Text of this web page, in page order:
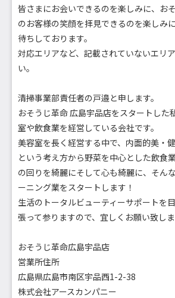
皆さまにお会いできるのを楽しみに、お
のお客様の笑顔を拝見できるのを楽しみ
待ちしております。
対応エリアなど、記載されていないエリ
い。
清掃事業部責任者の戸邉と申します。
おそうじ革命 広島宇品店をスタートした
室や飲食業を経営している会社です。
美容室を長く経営する中で、内面的美・
という考え方から野菜を中心とした飲食
の回りを綺麗にそして心も綺麗に、そん
ーニング業をスタートします！
生活のトータルビューティーサポートを
張って参りますので、宜しくお願い致しま
おそうじ革命広島宇品店
営業所住所
広島県広島市南区宇品西1-2-38
株式会社アースカンパニー